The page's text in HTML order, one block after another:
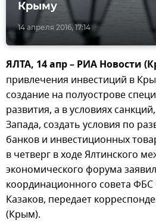
14 апреля 2016, 17:14
Крыму
ЯЛТА, 14 апр – РИА Новости
привлечения инвестиций в
создание на полуострове
развития, а в условиях
Запада, создать условия по
банков и инвестиционных
в четверг в ходе Ялтинского
экономического форума
координационного совета
Казаков, передает
(Крым).